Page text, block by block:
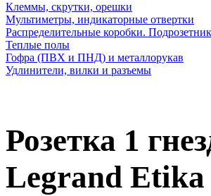
Клеммы, скрутки, орешки
Мультиметры, индикаторные отвертки
Распределительные коробки.
Теплые полы
Гофра (ПВХ и ПНД) и металлорукав
Удлинители, вилки и разъемы
Розетка 1
Legrand Etika